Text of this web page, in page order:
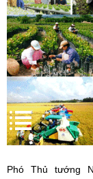
Phó Thủ tướng